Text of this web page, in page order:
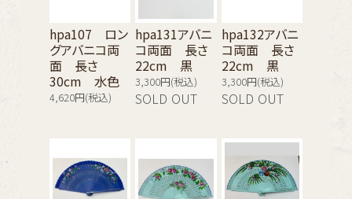
hpa107 ロン
グアバニコ両
面 長さ
30cm 水色
4,620円(税込)
hpa131アバニ
コ両面 長さ
22cm 黒
3,300円(税込)
SOLD OUT
hpa132アバニ
コ両面 長さ
22cm 黒
3,300円(税込)
SOLD OUT